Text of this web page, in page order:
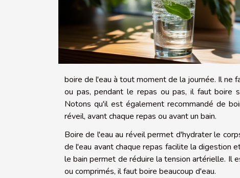
boire de l'eau à tout moment de la journée. Il ne
ou pas, pendant le repas ou pas, il faut boire
Notons qu'il est également recommandé de
réveil, avant chaque repas ou avant un bain.
Boire de l'eau au réveil permet d'hydrater le
de l'eau avant chaque repas facilite la digestion
le bain permet de réduire la tension artérielle. Il
ou comprimés, il faut boire beaucoup d'eau.